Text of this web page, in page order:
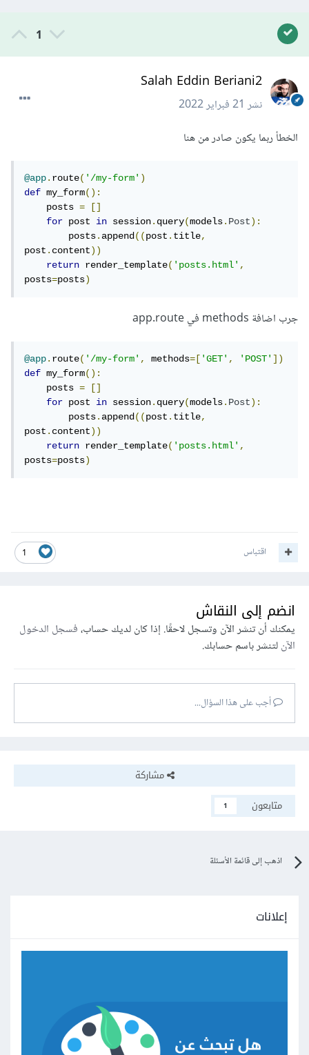
1
Salah Eddin Beriani2
نشر21 فبراير 2022
الخطأ ربما يكون صادر من هنا
@app.route('/my-form')
def my_form():
    posts
=
[]
for post in session.query(models.Post):
        posts
.append((post.title,
post.content))
return render_template('posts.html',
posts=posts)
جرب اضافة methods في app.route
@app.route('/my-form', methods=['GET', 'POST'])
def my_form():
    posts
=
[]
for post in session.query(models.Post):
        posts
.append((post.title,
post.content))
return render_template('posts.html',
posts=posts)
1 اقتباس
انضم إلى النقاش
يمكنك أن تنشر الآن وتسجل لاحقًا. إذا كان لديك حساب،فسجل الدخول
الآنلتنشر باسم حسابك.
أجب على هذا السؤال...
مشاركة
متابعون
1
اذهب إلى قائمة الأسئلة
إعلانات